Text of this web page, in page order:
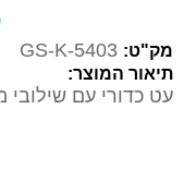
מק"ט: GS-K-5403
תיאור המוצר:
עט כדורי עם שילובי